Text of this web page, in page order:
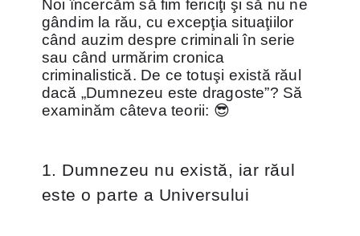
Noi încercăm să fim fericiţi şi să nu ne
gândim la rău, cu excepţia situaţiilor
când auzim despre criminali în serie
sau când urmărim cronica
criminalistică. De ce totuşi există răul
dacă „Dumnezeu este dragoste”? Să
examinăm câteva teorii: 😎
1. Dumnezeu nu există, iar răul
este o parte a Universului